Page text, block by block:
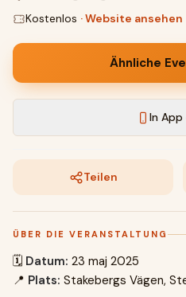
Kostenlos ·Website ansehen
Ähnliche
In
Teilen
ÜBER DIE VERANSTALTUNG
🗓️ Datum: 23 maj 2025
📍 Plats: Stakebergs Vägen,